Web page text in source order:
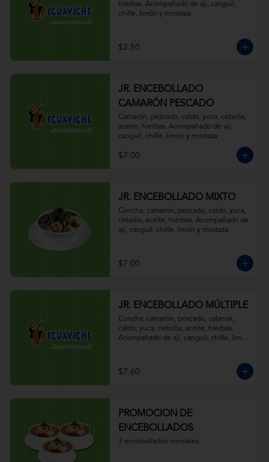
hierbas. Acompañado de ají, canguil,
chifle, limón y mostaza.
$3.50
JR. ENCEBOLLADO
CAMARÓN PESCADO
Camarón, pescado, caldo, yuca, cebolla,
aceite, hierbas. Acompañado de ají,
canguil, chifle, limón y mostaza
$7.00
JR. ENCEBOLLADO MIXTO
Concha, camarón, pescado, caldo, yuca,
cebolla, aceite, hierbas. Acompañado de
ají, canguil, chifle, limón y mostaza.
$7.00
JR. ENCEBOLLADO MÚLTIPLE
Concha, camarón, pescado, calamar,
caldo, yuca, cebolla, aceite, hierbas.
Acompañado de ají, canguil, chifle, limón
$7.60
PROMOCION DE
ENCEBOLLADOS
3 encebollados normales.